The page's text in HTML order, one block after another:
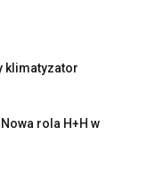
klimatyzator
rola H+H w